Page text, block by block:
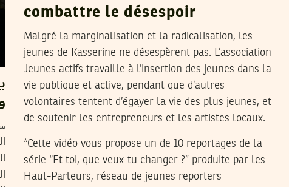
combattre le désespoir
Malgré la marginalisation et la radicalisation, les
jeunes de Kasserine ne désespèrent pas. L’association
Jeunes actifs travaille à l’insertion des jeunes dans la
vie publique et active, pendant que d’autres
volontaires tentent d’égayer la vie des plus jeunes, et
de soutenir les entrepreneurs et les artistes locaux.
*Cette vidéo vous propose un de 10 reportages de la
série “Et toi, que veux-tu changer ?” produite par les
Haut-Parleurs, réseau de jeunes reporters